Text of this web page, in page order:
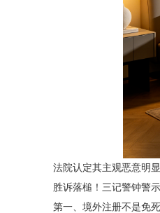
法院认定其主观恶意明显
胜诉落槌！三记警钟警示
第一、境外注册不是免死